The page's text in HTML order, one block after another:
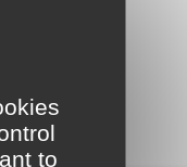
to